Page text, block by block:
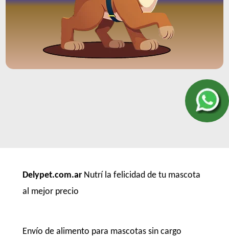
Delypet.com.ar Nutrí la felicidad de tu mascota
al mejor precio
Envío de alimento para mascotas sin cargo